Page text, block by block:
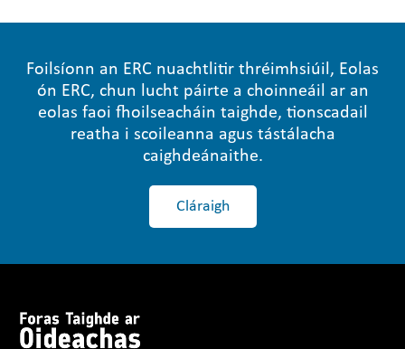
Foilsíonn an ERC nuachtlitir thréimhsiúil, Eolas
ón ERC, chun lucht páirte a choinneáil ar an
eolas faoi fhoilseacháin taighde, tionscadail
reatha i scoileanna agus tástálacha
caighdeánaithe.
Cláraigh